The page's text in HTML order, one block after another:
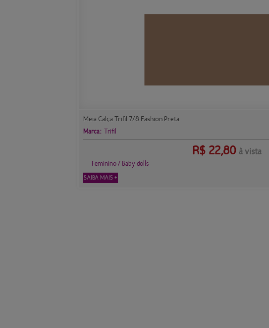
Meia Calça Trifil 7/8 Fashion Preta
Marca: Trifil
R$ 22,80 à vista
Feminino / Baby dolls
SAIBA MAIS +